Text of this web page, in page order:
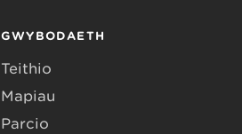
GWYBODAETH
Teithio
Mapiau
Parcio